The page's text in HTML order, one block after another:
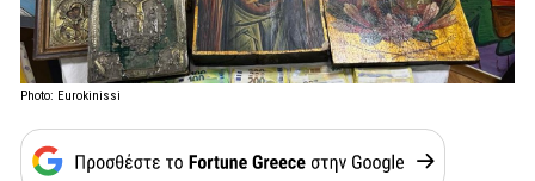
Photo: Eurokinissi